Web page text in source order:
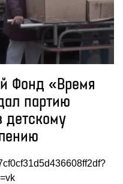
Фонд «Время
партию
детскому